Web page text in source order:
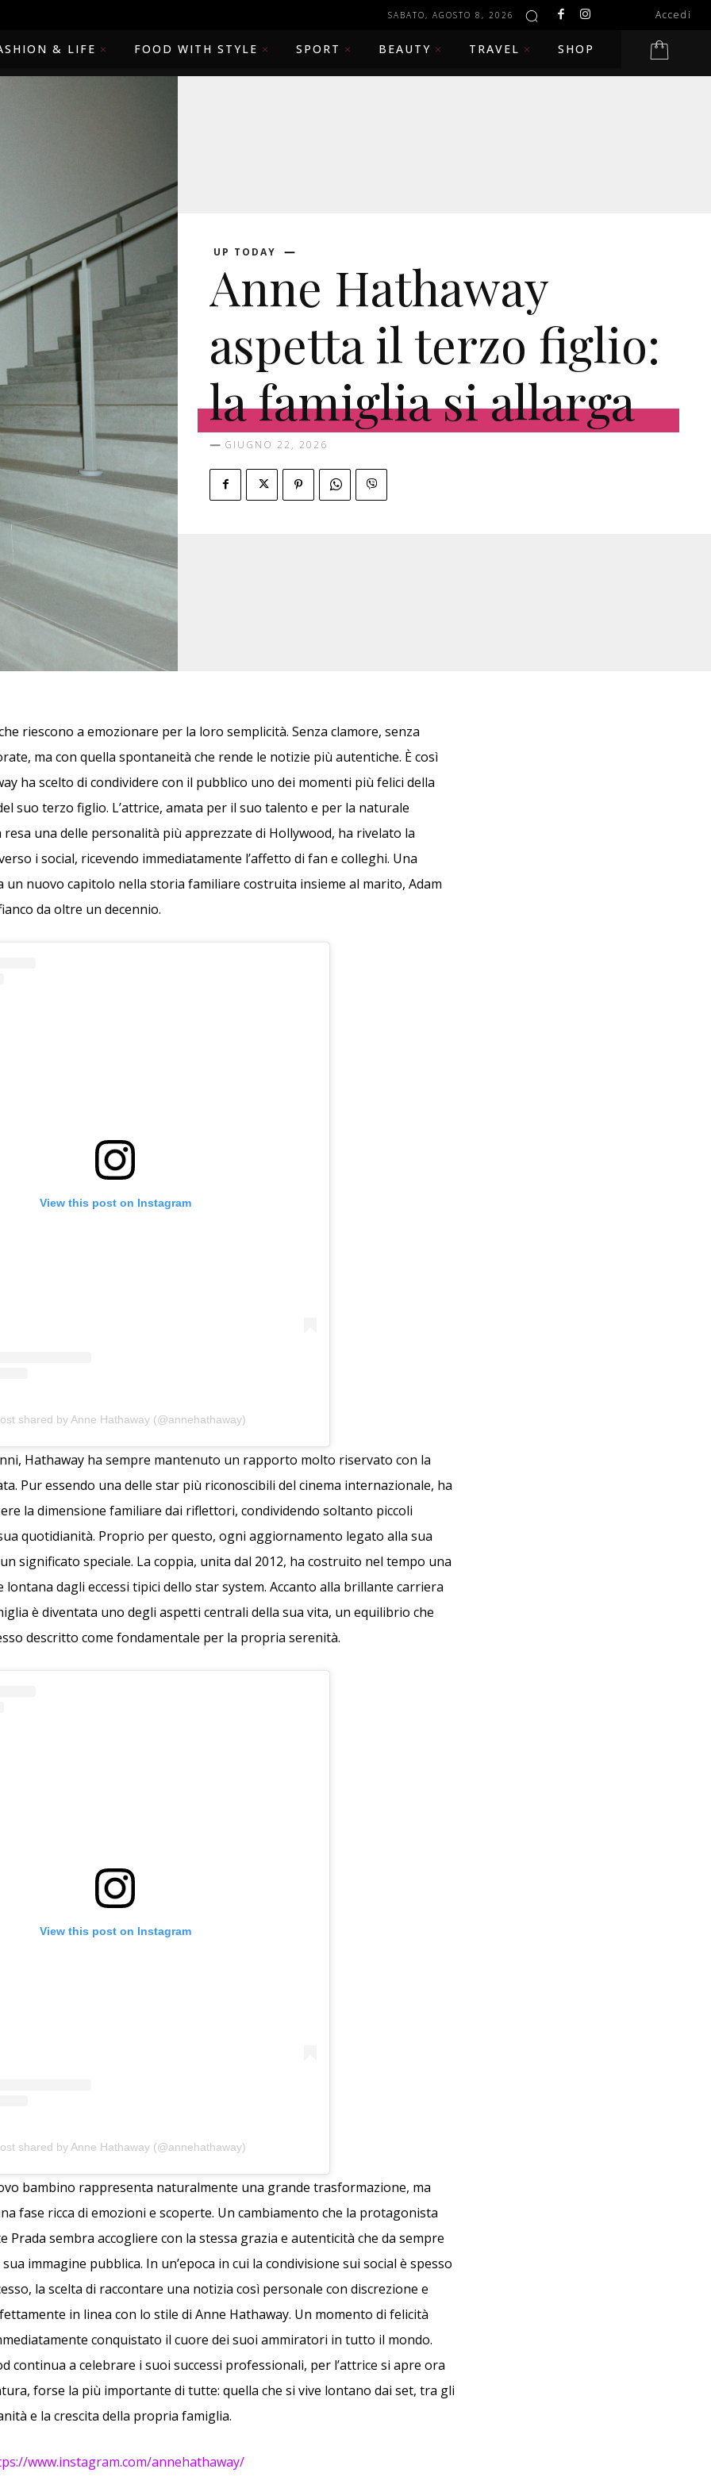
SABATO, AGOSTO 8, 2026 Accedi
& LIFE FOOD WITH STYLE SPORT BEAUTY TRAVEL SHOP
UP TODAY
Anne Hathaway
aspetta il terzo figlio:
la famiglia si allarga
GIUGNO 22, 2026
riescono a emozionare per la loro semplicità. Senza clamore, senza
ma con quella spontaneità che rende le notizie più autentiche. È così
ha scelto di condividere con il pubblico uno dei momenti più felici della
suo terzo figlio. L’attrice, amata per il suo talento e per la naturale
resa una delle personalità più apprezzate di Hollywood, ha rivelato la
i social, ricevendo immediatamente l’affetto di fan e colleghi. Una
un nuovo capitolo nella storia familiare costruita insieme al marito, Adam
da oltre un decennio.
View this post on Instagram
shared by Anne Hathaway (@annehathaway)
Hathaway ha sempre mantenuto un rapporto molto riservato con la
Pur essendo una delle star più riconoscibili del cinema internazionale, ha
la dimensione familiare dai riflettori, condividendo soltanto piccoli
quotidianità. Proprio per questo, ogni aggiornamento legato alla sua
significato speciale. La coppia, unita dal 2012, ha costruito nel tempo una
lontana dagli eccessi tipici dello star system. Accanto alla brillante carriera
è diventata uno degli aspetti centrali della sua vita, un equilibrio che
descritto come fondamentale per la propria serenità.
View this post on Instagram
shared by Anne Hathaway (@annehathaway)
bambino rappresenta naturalmente una grande trasformazione, ma
fase ricca di emozioni e scoperte. Un cambiamento che la protagonista
Prada sembra accogliere con la stessa grazia e autenticità che da sempre
immagine pubblica. In un’epoca in cui la condivisione sui social è spesso
la scelta di raccontare una notizia così personale con discrezione e
in linea con lo stile di Anne Hathaway. Un momento di felicità
conquistato il cuore dei suoi ammiratori in tutto il mondo.
continua a celebrare i suoi successi professionali, per l’attrice si apre ora
forse la più importante di tutte: quella che si vive lontano dai set, tra gli
e la crescita della propria famiglia.
www.instagram.com/annehathaway/